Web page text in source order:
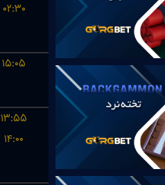
۰۲:۳۰
۱۵:۰۵
۱۳:۵۵
۱۴:۰۰